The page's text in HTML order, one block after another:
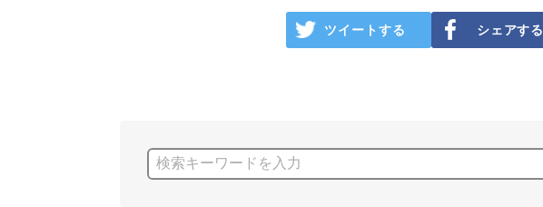
ツイートする シェアする